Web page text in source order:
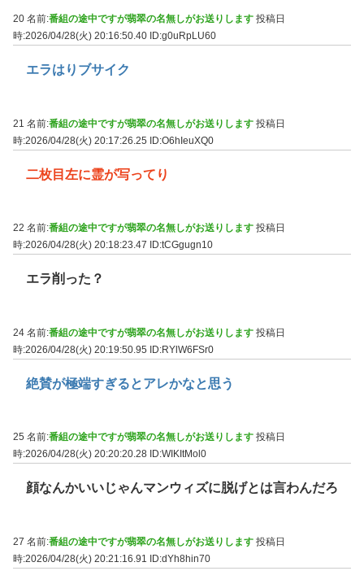
20 名前:番組の途中ですが翡翠の名無しがお送りします 投稿日
時:2026/04/28(火) 20:16:50.40 ID:g0uRpLU60
エラはりブサイク
21 名前:番組の途中ですが翡翠の名無しがお送りします 投稿日
時:2026/04/28(火) 20:17:26.25 ID:O6hIeuXQ0
二枚目左に霊が写ってり
22 名前:番組の途中ですが翡翠の名無しがお送りします 投稿日
時:2026/04/28(火) 20:18:23.47
ID:tCGgugn10
エラ削った？
24 名前:番組の途中ですが翡翠の名無しがお送りします 投稿日
時:2026/04/28(火) 20:19:50.95 ID:RYlW6FSr0
絶賛が極端すぎるとアレかなと思う
25 名前:番組の途中ですが翡翠の名無しがお送りします 投稿日
時:2026/04/28(火) 20:20:20.28 ID:WIKItMol0
顔なんかいいじゃんマンウィズに脱げとは言わんだろ
27 名前:番組の途中ですが翡翠の名無しがお送りします 投稿日
時:2026/04/28(火) 20:21:16.91 ID:dYh8hin70